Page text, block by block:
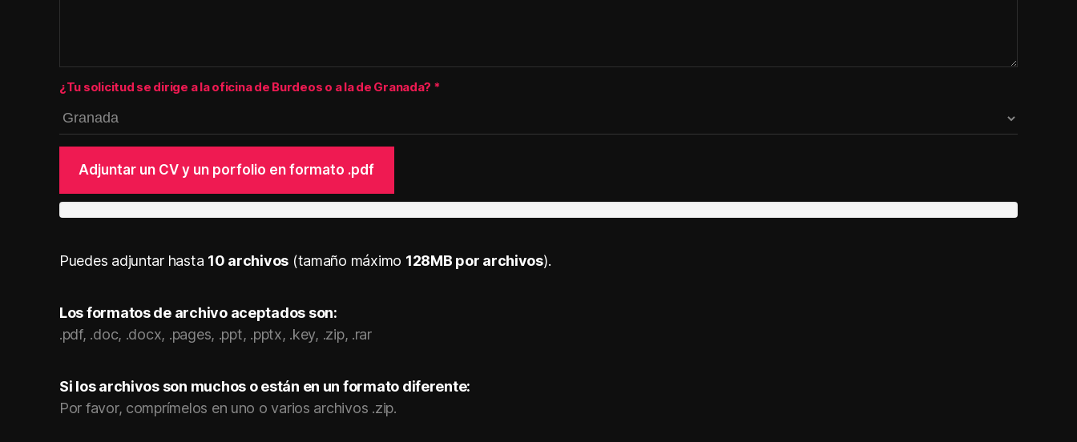
¿Tu solicitud se dirige a la oficina de Burdeos o a la de Granada? *
Adjuntar un CV y un porfolio en formato .pdf
Puedes adjuntar hasta 10 archivos (tamaño máximo 128MB por archivos).
Los formatos de archivo aceptados son:
.pdf, .doc, .docx, .pages, .ppt, .pptx, .key, .zip, .rar
Si los archivos son muchos o están en un formato diferente:
Por favor, comprímelos en uno o varios archivos .zip.